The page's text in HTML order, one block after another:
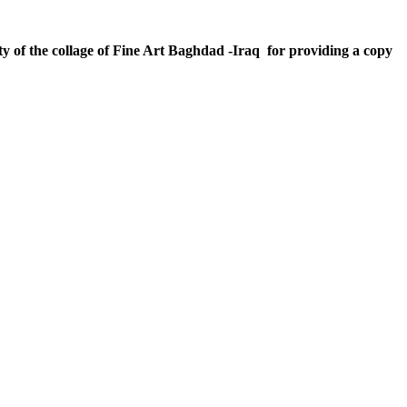
of the collage of Fine Art Baghdad -Iraq for providing a copy